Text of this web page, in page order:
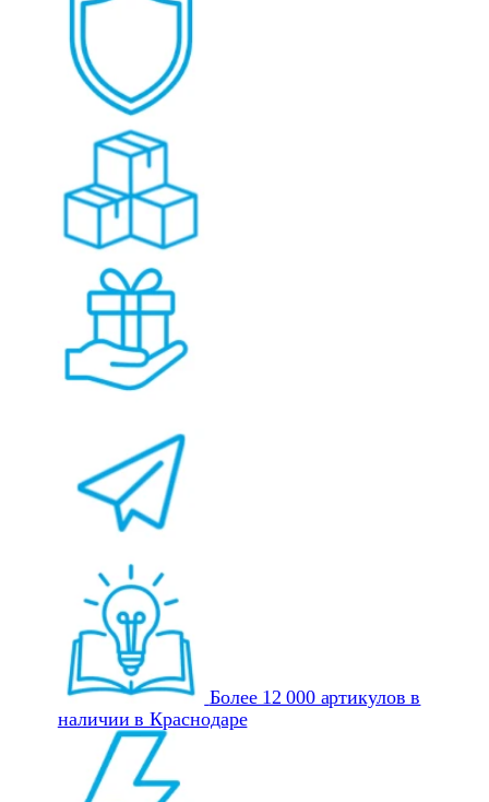
Более 12 000 артикулов в
наличии в Краснодаре